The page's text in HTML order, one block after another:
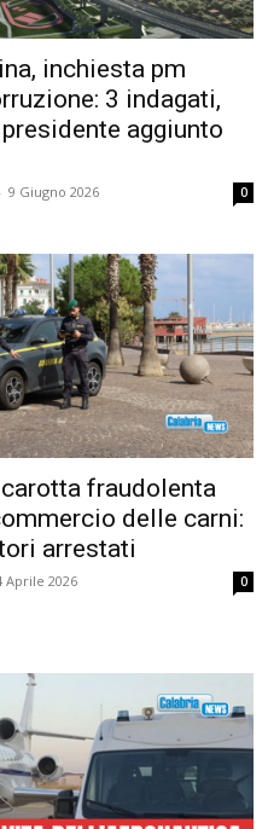
inchiesta pm
3 indagati,
presidente aggiunto
- 9 Giugno 2026 0
fraudolenta
delle carni:
arrestati
Aprile 2026 0